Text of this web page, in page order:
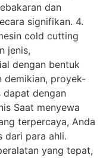
dan
signifikan. 4.
cold cutting
jenis,
dengan bentuk
demikian, proyek-
dapat dengan
Saat menyewa
terpercaya, Anda
dari para ahli.
yang tepat,